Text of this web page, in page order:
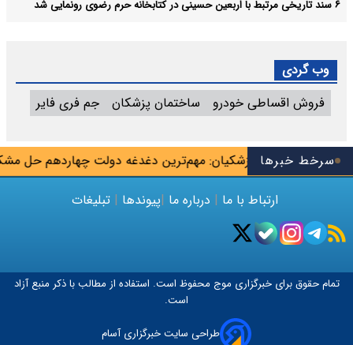
سرخط خبرهاپزشکیان: مهم‌ترین دغدغه دولت چهاردهم حل شهریور
۶ سند تاریخی مرتبط با اربعین حسینی در کتابخانه حرم رضوی رونمایی شد
وب گردی
فروش اقساطی خودرو
ساختمان پزشکان جم فری فایر
ارتباط با ما | درباره ما |پیوندها | تبلیغات
تمام حقوق برای خبرگزاری موج محفوظ است. استفاده از مطالب با ذکر منبع آزاد
است.
طراحی سایت خبرگزاری آسام